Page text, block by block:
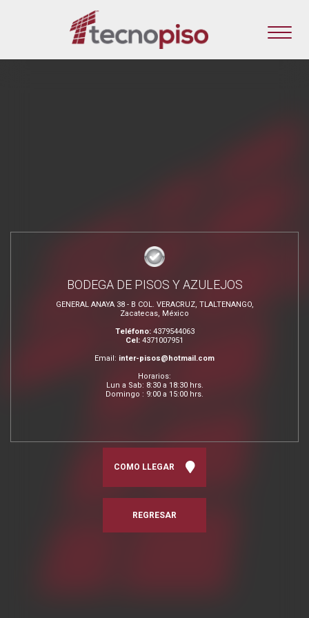
BODEGA DE PISOS Y AZULEJOS
GENERAL ANAYA 38 - B COL. VERACRUZ, TLALTENANGO,
Zacatecas, México
Teléfono: 4379544063
Cel: 4371007951
Email: inter-pisos@hotmail.com
Horarios:
Lun a Sab: 8:30 a 18:30 hrs.
Domingo : 9:00 a 15:00 hrs.
COMO LLEGAR
REGRESAR